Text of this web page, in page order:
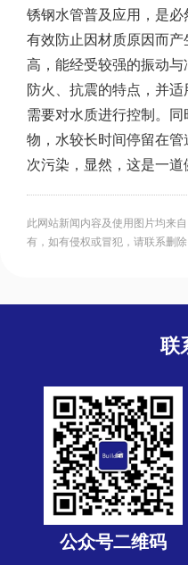
锈钢水管普及应用，是
有效防止因材质原因而
高，能经受较强的振动与
防火、抗震的特点，并
需要对水质进行控制。
物，水较长时间停留在
次污染，显然，这是一道
此网站新闻内容及使用图片均来
有，如有侵权或冒犯，请联系删
联
公众号二维码